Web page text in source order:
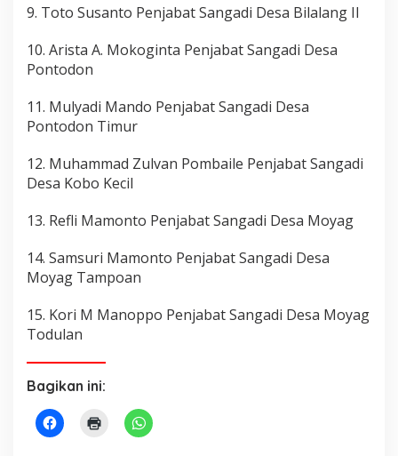
9. Toto Susanto Penjabat Sangadi Desa Bilalang II
10. Arista A. Mokoginta Penjabat Sangadi Desa
Pontodon
11. Mulyadi Mando Penjabat Sangadi Desa
Pontodon Timur
12. Muhammad Zulvan Pombaile Penjabat Sangadi
Desa Kobo Kecil
13. Refli Mamonto Penjabat Sangadi Desa Moyag
14. Samsuri Mamonto Penjabat Sangadi Desa
Moyag Tampoan
15. Kori M Manoppo Penjabat Sangadi Desa Moyag
Todulan
Bagikan ini: